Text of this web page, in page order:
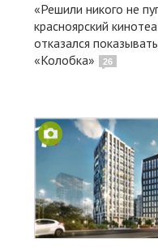
«Решили никого не
красноярский
отказался показывать
«Колобка»
26